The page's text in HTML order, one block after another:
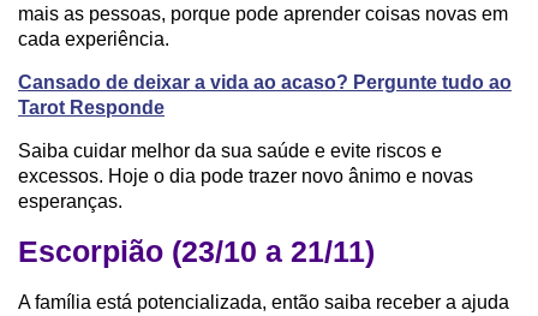
mais as pessoas, porque pode aprender coisas novas em
cada experiência.
Cansado de deixar a vida ao acaso? Pergunte tudo ao
Tarot Responde
Saiba cuidar melhor da sua saúde e evite riscos e
excessos. Hoje o dia pode trazer novo ânimo e novas
esperanças.
Escorpião (23/10 a 21/11)
A família está potencializada, então saiba receber a ajuda